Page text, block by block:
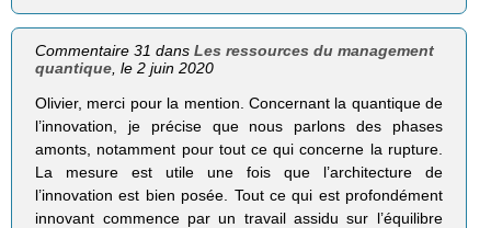
Commentaire 31 dansLes ressources du management
quantique , le 2 juin 2020
Olivier, merci pour la mention. Concernant la quantique de
l’innovation, je précise que nous parlons des phases
amonts, notamment pour tout ce qui concerne la rupture.
La mesure est utile une fois que l’architecture de
l’innovation est bien posée. Tout ce qui est profondément
innovant commence par un travail assidu sur l’équilibre